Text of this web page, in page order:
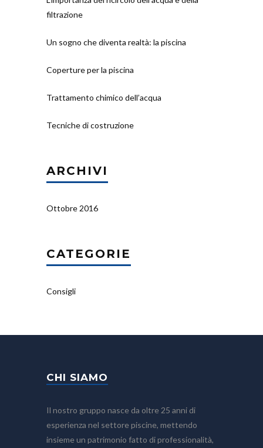
filtrazione
Un sogno che diventa realtà: la piscina
Coperture per la piscina
Trattamento chimico dell’acqua
Tecniche di costruzione
ARCHIVI
Ottobre 2016
CATEGORIE
Consigli
CHI SIAMO
Il nostro gruppo nasce da oltre 25 anni di
esperienza nel settore piscine, mettendo
insieme un patrimonio fatto di professionalità,